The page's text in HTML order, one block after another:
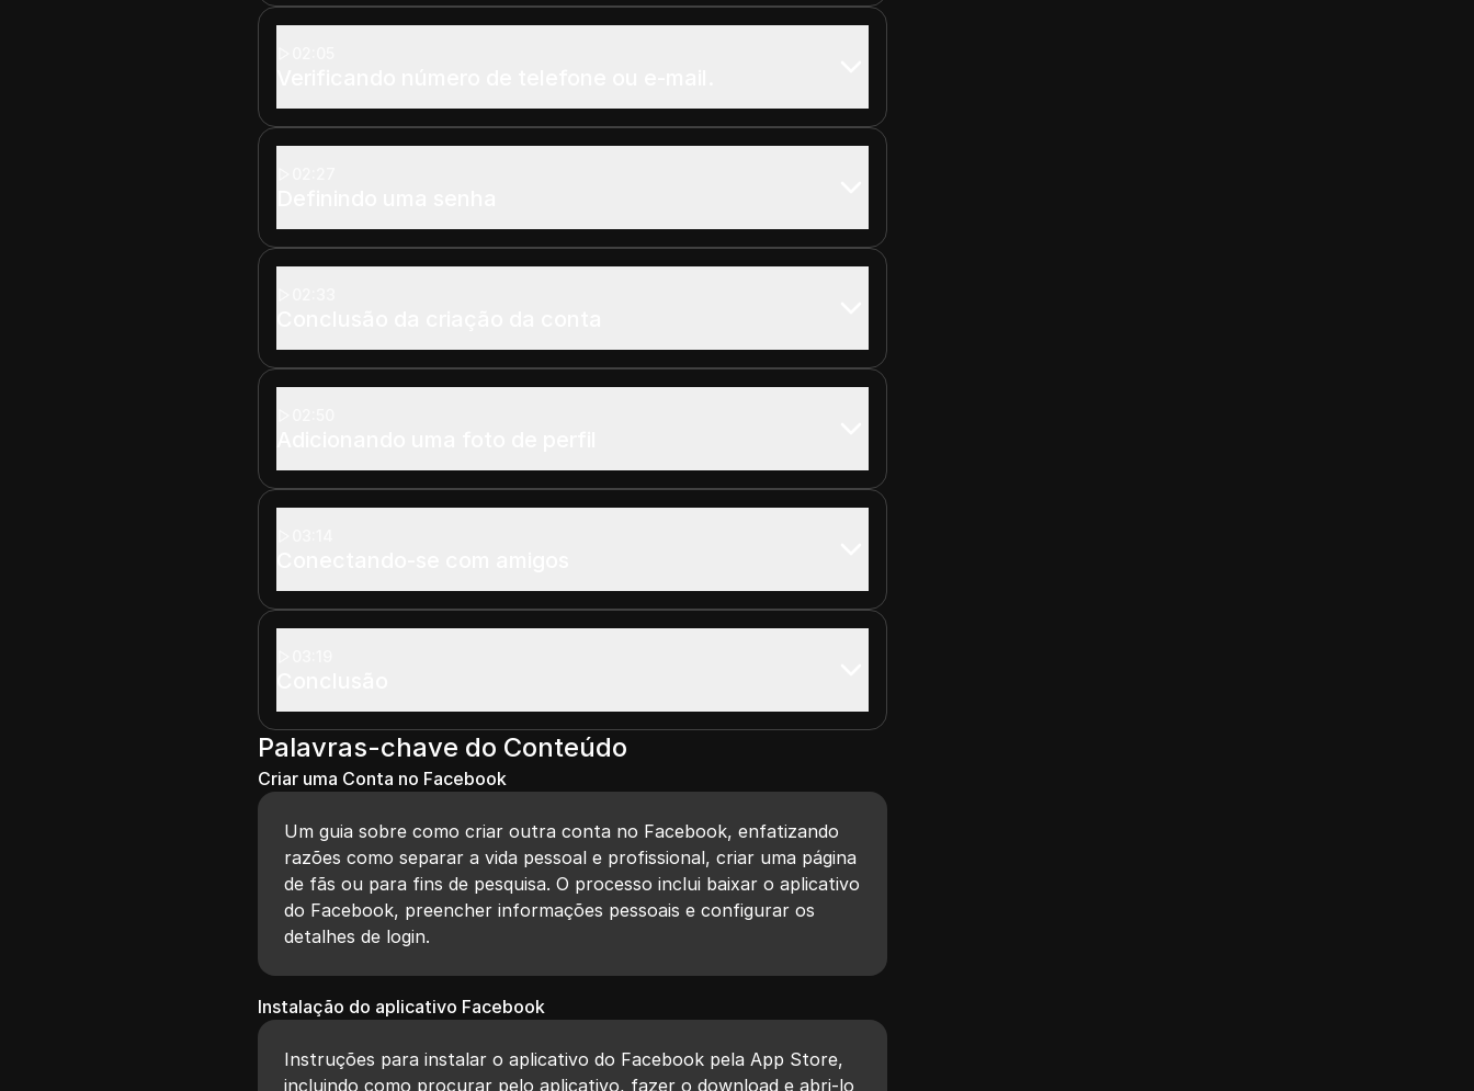
Palavras-chave do Conteúdo
Criar uma Conta no Facebook
Um guia sobre como criar outra conta no Facebook, enfatizando
razões como separar a vida pessoal e profissional, criar uma página
de fãs ou para fins de pesquisa. O processo inclui baixar o aplicativo
do Facebook, preencher informações pessoais e configurar os
detalhes de login.
Instalação do aplicativo Facebook
Instruções para instalar o aplicativo do Facebook pela App Store,
incluindo como procurar pelo aplicativo, fazer o download e abri-lo